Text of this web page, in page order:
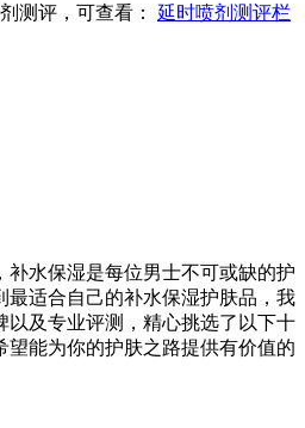
测评，可查看： 延时喷剂测评栏
补水保湿是每位男士不可或缺的护
最适合自己的补水保湿护肤品，我
以及专业评测，精心挑选了以下十
望能为你的护肤之路提供有价值的